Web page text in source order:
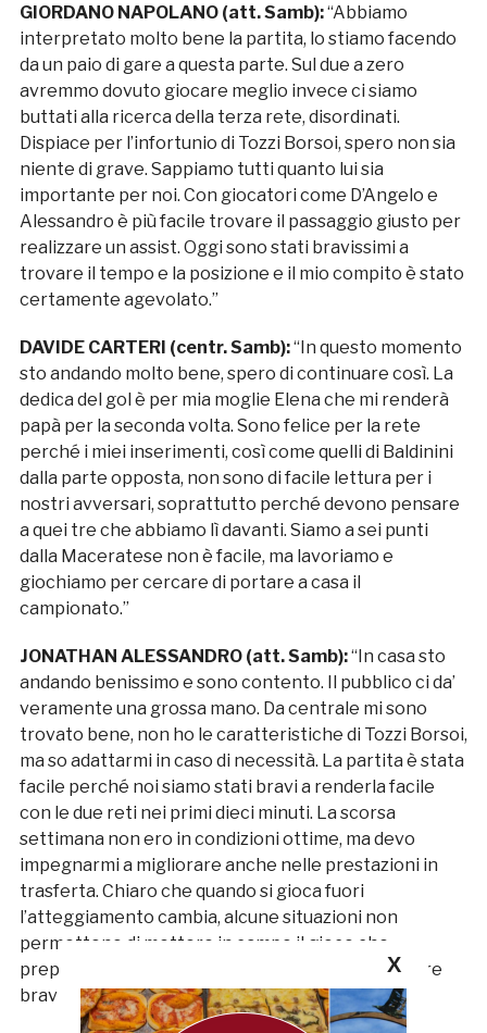
GIORDANO NAPOLANO (att. Samb):“Abbiamo
interpretato molto bene la partita, lo stiamo facendo
da un paio di gare a questa parte. Sul due a zero
avremmo dovuto giocare meglio invece ci siamo
buttati alla ricerca della terza rete, disordinati.
Dispiace per l’infortunio di Tozzi Borsoi, spero non sia
niente di grave. Sappiamo tutti quanto lui sia
importante per noi. Con giocatori come D’Angelo e
Alessandro è più facile trovare il passaggio giusto per
realizzare un assist. Oggi sono stati bravissimi a
trovare il tempo e la posizione e il mio compito è stato
certamente agevolato.”
DAVIDE CARTERI (centr. Samb):“In questo momento
sto andando molto bene, spero di continuare così. La
dedica del gol è per mia moglie Elena che mi renderà
papà per la seconda volta. Sono felice per la rete
perché i miei inserimenti, così come quelli di Baldinini
dalla parte opposta, non sono di facile lettura per i
nostri avversari, soprattutto perché devono pensare
a quei tre che abbiamo lì davanti. Siamo a sei punti
dalla Maceratese non è facile, ma lavoriamo e
giochiamo per cercare di portare a casa il
campionato.”
JONATHAN ALESSANDRO (att. Samb):“In casa sto
andando benissimo e sono contento. Il pubblico ci da’
veramente una grossa mano. Da centrale mi sono
trovato bene, non ho le caratteristiche di Tozzi Borsoi,
ma so adattarmi in caso di necessità. La partita è stata
facile perché noi siamo stati bravi a renderla facile
con le due reti nei primi dieci minuti. La scorsa
settimana non ero in condizioni ottime, ma devo
impegnarmi a migliorare anche nelle prestazioni in
trasferta. Chiaro che quando si gioca fuori
l’atteggiamento cambia, alcune situazioni non
permettono di mettere in campo il gioco che
prepariamo durante la settimana, dobbiamo essere
bravi ad avere la meglio negli episodi.”
X